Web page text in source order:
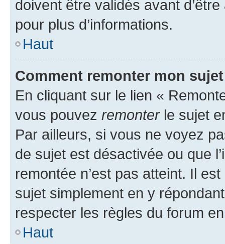
doivent être validés avant
pour plus d’informations.
Haut
Comment remonter mon
En cliquant sur le lien «
vous pouvez remonterle sujet
Par ailleurs, si vous ne voyez
de sujet est désactivée ou que
remontée n’est pas atteint. Il
sujet simplement en y
respecter les règles du forum
Haut